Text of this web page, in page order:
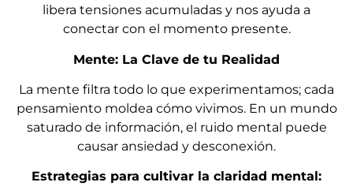
libera tensiones acumuladas y nos ayuda a
conectar con el momento presente.
Mente: La Clave de tu Realidad
La mente filtra todo lo que experimentamos; cada
pensamiento moldea cómo vivimos. En un mundo
saturado de información, el ruido mental puede
causar ansiedad y desconexión.
Estrategias para cultivar la claridad mental: